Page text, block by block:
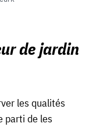
de jardin
les qualités
parti de les